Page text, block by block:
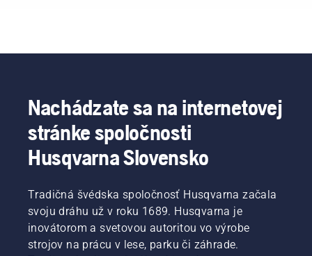
Nachádzate sa na internetovej
stránke spoločnosti
Husqvarna Slovensko
Tradičná švédska spoločnosť Husqvarna začala
svoju dráhu už v roku 1689. Husqvarna je
inovátorom a svetovou autoritou vo výrobe
strojov na prácu v lese, parku či záhrade.